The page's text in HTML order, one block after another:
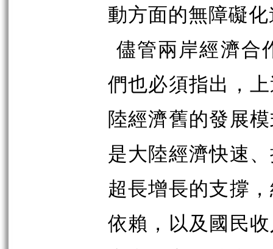
動方面的無障礙
儘管兩岸經濟合
們也必須指出，
陸經濟舊的發展
是大陸經濟快速
超長增長的支撐
依賴，以及國民